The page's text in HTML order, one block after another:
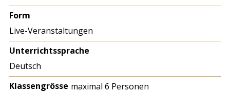
Form
Live-Veranstaltungen
Unterrichtssprache
Deutsch
Klassengrösse maximal 6 Personen